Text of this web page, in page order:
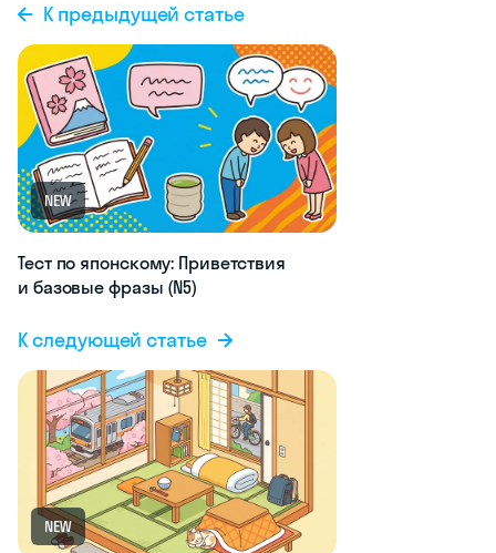
К предыдущей статье
NEW
Тест по японскому: Приветствия
и базовые фразы (N5)
К следующей статье
NEW